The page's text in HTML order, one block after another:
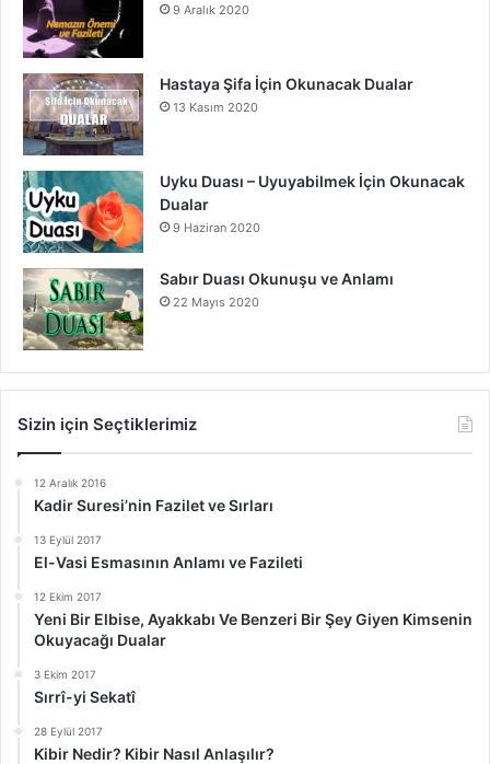
9 Aralık 2020
Hastaya Şifa İçin Okunacak Dualar
13 Kasım 2020
Uyku Duası – Uyuyabilmek İçin Okunacak
Dualar
9 Haziran 2020
Sabır Duası Okunuşu ve Anlamı
22 Mayıs 2020
Sizin için Seçtiklerimiz
12 Aralık 2016
Kadir Suresi’nin Fazilet ve Sırları
13 Eylül 2017
El-Vasi Esmasının Anlamı ve Fazileti
12 Ekim 2017
Yeni Bir Elbise, Ayakkabı Ve Benzeri Bir Şey Giyen Kimsenin
Okuyacağı Dualar
3 Ekim 2017
Sırrî-yi Sekatî
28 Eylül 2017
Kibir Nedir? Kibir Nasıl Anlaşılır?